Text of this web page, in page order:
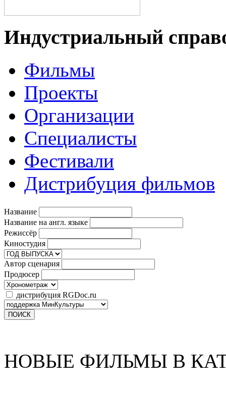
Индустриальный
Фильмы
Проекты
Организации
Специалисты
Фестивали
Дистрибуция фильмов
Название
Название на англ. языке
Режиссёр
Киностудия
Автор сценария
Продюсер
дистрибуция RGDoc.ru
НОВЫЕ ФИЛЬМЫ В